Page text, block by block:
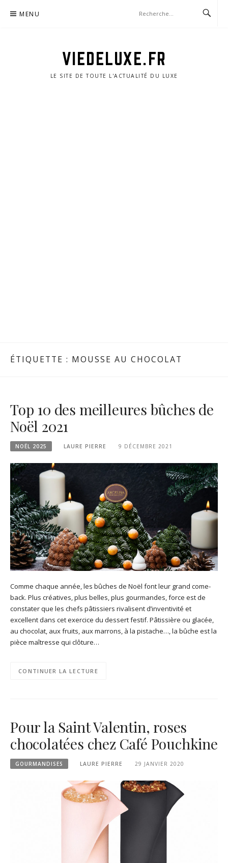
MENU
VIEDELUXE.FR
LE SITE DE TOUTE L'ACTUALITÉ DU LUXE
ÉTIQUETTE : MOUSSE AU CHOCOLAT
Top 10 des meilleures bûches de
Noël 2021
NOËL 2025 LAURE PIERRE 9 DÉCEMBRE 2021
Comme chaque année, les bûches de Noël font leur grand come-
back. Plus créatives, plus belles, plus gourmandes, force est de
constater que les chefs pâtissiers rivalisent d’inventivité et
excellent dans cet exercice du dessert festif. Pâtissière ou glacée,
au chocolat, aux fruits, aux marrons, à la pistache…, la bûche est la
pièce maîtresse qui clôture…
CONTINUER LA LECTURE
Pour la Saint Valentin, roses
chocolatées chez Café Pouchkine
GOURMANDISES LAURE PIERRE 29 JANVIER 2020